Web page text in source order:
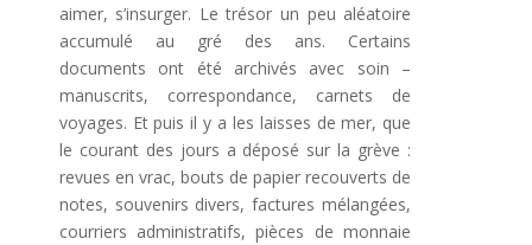
aimer, s’insurger. Le trésor un peu aléatoire
accumulé au gré des ans. Certains
documents ont été archivés avec soin –
manuscrits, correspondance, carnets de
voyages. Et puis il y a les laisses de mer, que
le courant des jours a déposé sur la grève :
revues en vrac, bouts de papier recouverts de
notes, souvenirs divers, factures mélangées,
courriers administratifs, pièces de monnaie